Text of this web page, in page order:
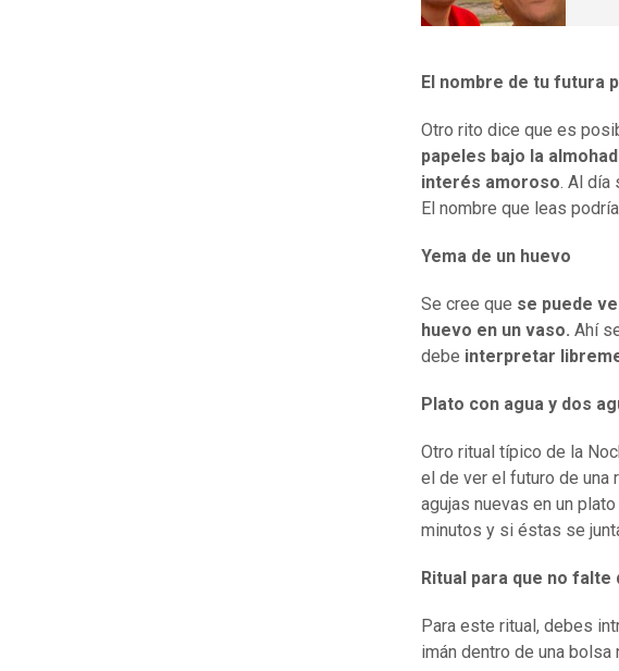
El nombre de tu futura
Otro rito dice que es
papeles bajo la
interés amoroso. Al día
El nombre que leas
Yema de un huevo
Se cree que se puede
huevo en un vaso. Ahí
debe interpretar
Plato con agua y dos
Otro ritual típico de la
el de ver el futuro de una
agujas nuevas en un
minutos y si éstas se
Ritual para que no falte
Para este ritual, debes
imán dentro de una bolsa